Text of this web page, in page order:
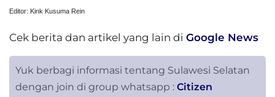
Editor: Kink Kusuma Rein
Cek berita dan artikel yang lain di Google News
Yuk berbagi informasi tentang Sulawesi Selatan
dengan join di group whatsapp : Citizen